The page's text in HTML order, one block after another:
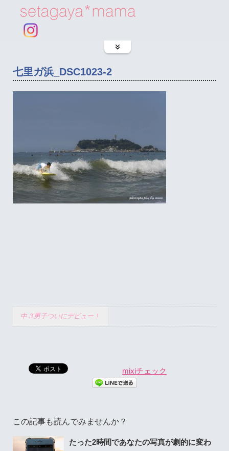
七里ガ浜_DSC1023-2
中３男子ついにデビュー！
mixiチェック
この記事も読んでみませんか？
たった2時間であなたの写真が劇的に変わ